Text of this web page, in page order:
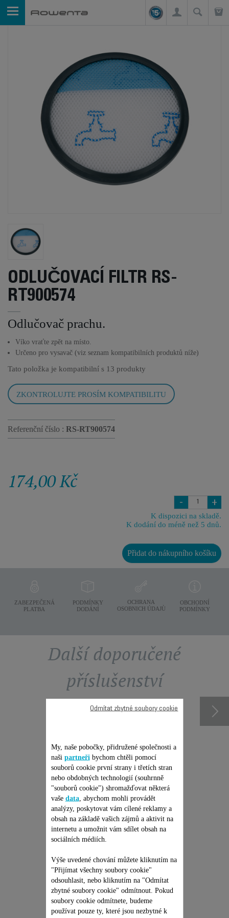
ODLUČOVACÍ FILTR RS-
RT900574
Odlučovač prachu.
Víko vraťte zpět na místo.
Určeno pro vysavač (viz seznam kompatibilních produktů níže)
Tato položka je kompatibilní s 13 produkty
ZKONTROLUJTE PROSÍM KOMPATIBILITU
Referenční číslo : RS-RT900574
174,00 Kč
- +
K dispozici na skladě.
K dodání do méně než 5 dnů.
Přidat do nákupního košíku
ZABEZPEČENÁ
PLATBA
PODMÍNKY
DODÁNÍ
OCHRANA
OSOBNICH ÚDAJÙ
OBCHODNÍ
PODMÍNKY
Další doporučené
příslušenství
JEDNORÁZOVÁ PEVNÁ
CENA OPRAVY -
SÁČKOVÝ A
VYSAVAČ ROWENTA
překvapení & Prodloužení
záruky na 6 měsíců!
1 199,00 Kč
Přidat do nákupního košíku
My, naše pobočky, přidružené společnosti a
naši partneři bychom chtěli pomocí
souborů cookie první strany i třetích stran
nebo obdobných technologií (souhrnně
"souborů cookie") shromažďovat některá
vaše data, abychom mohli provádět
analýzy, poskytovat vám cílené reklamy a
obsah na základě vašich zájmů a aktivit na
internetu a umožnit vám sdílet obsah na
sociálních médiích.
Výše uvedené chování můžete kliknutím na
"Přijímat všechny soubory cookie"
odsouhlasit, nebo kliknutím na "Odmítat
zbytné soubory cookie" odmítnout. Pokud
soubory cookie odmítnete, budeme
používat pouze ty, které jsou nezbytné k
Odmítat zbytné soubory cookie